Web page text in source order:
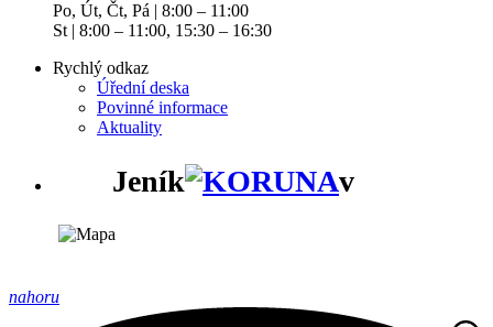
Po, Út, Čt, Pá | 8:00 – 11:00
St | 8:00 – 11:00, 15:30 – 16:30
Rychlý odkaz
Úřední deska
Povinné informace
Aktuality
Jeník v
nahoru